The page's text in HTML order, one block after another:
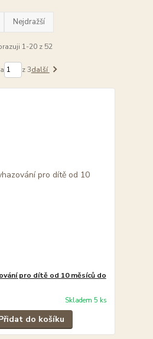
Nejdražší
1-20 z 52
z 3další
pro dítě od 10 měsíců do
Skladem 5 ks
do košíku